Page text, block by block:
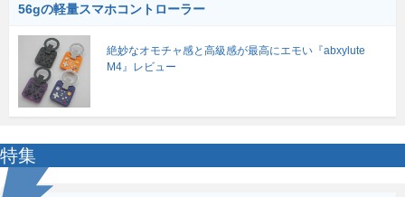
56gの軽量スマホコントローラー
絶妙なオモチャ感と高級感が最高にエモい『abxylute
M4』レビュー
特集